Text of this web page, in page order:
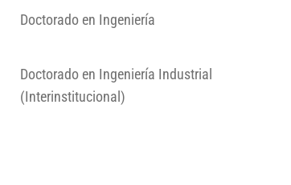
Doctorado en Ingeniería
Doctorado en Ingeniería Industrial
(Interinstitucional)